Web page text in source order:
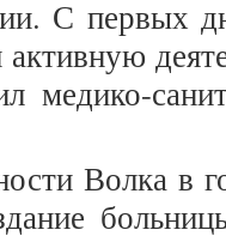
С первых
медико-
Волка в